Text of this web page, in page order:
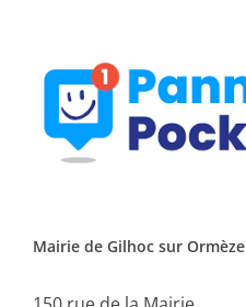
Mairie de Gilhoc sur Ormèze